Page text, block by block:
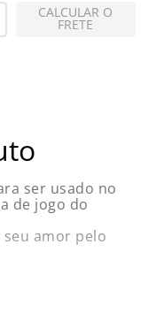
CALCULAR O
FRETE
ser usado no
de jogo do
amor pelo